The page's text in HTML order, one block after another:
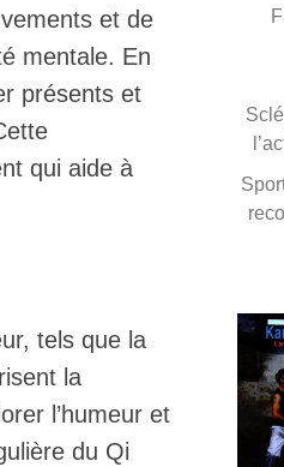
et de
mentale. En
présents et
qui aide à
tels que la
la
l’humeur et
du Qi